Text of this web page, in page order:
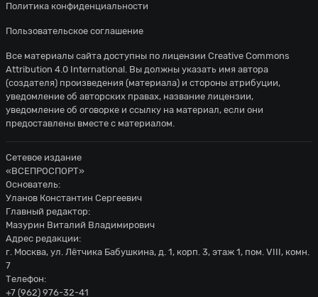
Политика конфиденциальности
Пользовательское соглашение
Все материалы сайта доступны по лицензии Creative Commons
Attribution 4.0 International. Вы должны указать имя автора
(создателя) произведения (материала) и стороны атрибуции,
уведомление об авторских правах, название лицензии,
уведомление об оговорке и ссылку на материал, если они
предоставлены вместе с материалом.
Сетевое издание
«ВСЕПРОСПОРТ»
Основатель:
Уланов Константин Сергеевич
Главный редактор:
Мазурин Виталий Владимирович
Адрес редакции:
г. Москва, ул. Лётчика Бабушкина, д. 1, корп. 3, этаж 1, пом. VIII, комн.
7
Телефон:
+7 (962) 976-32-41